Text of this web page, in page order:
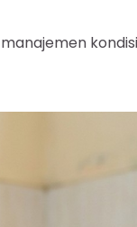
kondisi